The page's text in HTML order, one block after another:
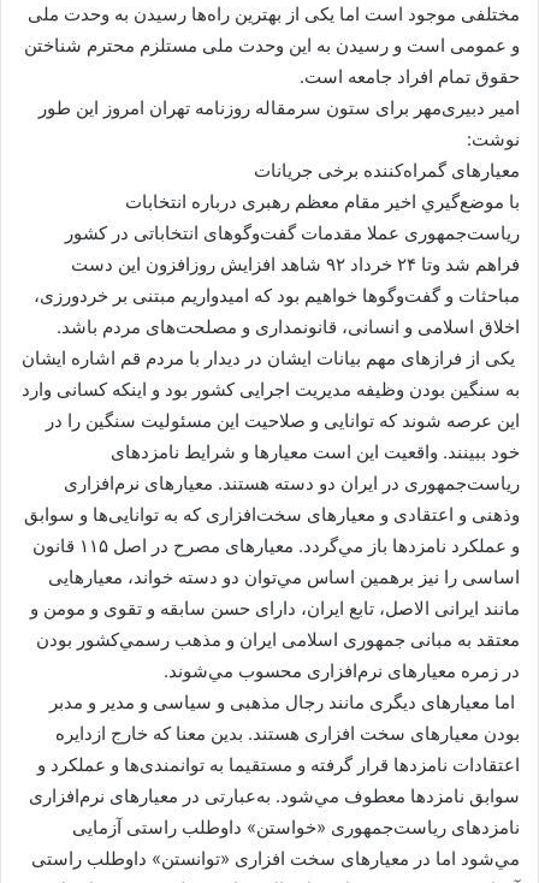
مختلفی موجود است اما یکی از بهترین راه‌ها رسیدن به وحدت ملی
و عمومی است و رسیدن به این وحدت ملی مستلزم محترم شناختن
حقوق تمام افراد جامعه است.
امیر دبیری‌مهر برای ستون سرمقاله روزنامه تهران امروز این طور
نوشت:
معیارهای گمراه‌کننده برخی جریانات
با موضع‌گيري اخیر مقام معظم رهبری درباره انتخابات
رياست‌جمهوری عملا مقدمات گفت‌وگوهای انتخاباتی در کشور
فراهم شد وتا ۲۴ خرداد ۹۲ شاهد افزایش روزافزون این دست
مباحثات و گفت‌وگوها خواهیم بود که امیدواریم مبتنی بر خردورزی،
اخلاق اسلامی و انسانی، قانونمداری و مصلحت‌های مردم باشد.
یکی از فرازهای مهم بیانات ایشان در دیدار با مردم قم اشاره ایشان
به سنگین بودن وظیفه مدیریت اجرایی کشور بود و اینکه کسانی وارد
این عرصه شوند که توانایی و صلاحیت این مسئولیت سنگین را در
خود ببینند. واقعیت این است معیارها و شرایط نامزدهای
رياست‌جمهوری در ایران دو دسته هستند. معیارهای نرم‌افزاری
وذهنی و اعتقادی و معیارهای سخت‌افزاری که به توانایی‌ها و سوابق
و عملکرد نامزدها باز مي‌‌گردد. معیارهای مصرح در اصل ۱۱۵ قانون
اساسی را نیز برهمین اساس مي‌توان دو دسته خواند، معیارهایی
مانند ایرانی الاصل، تابع ایران، دارای حسن سابقه و تقوی و مومن و
معتقد به مبانی جمهوری اسلامی ایران و مذهب رسمي‌كشور بودن
در زمره معیارهای نرم‌افزاری محسوب مي‌شوند.
اما معیارهای دیگری مانند رجال مذهبی و سیاسی و مدیر و مدبر
بودن معیارهای سخت افزاری هستند. بدین معنا که خارج ازدایره
اعتقادات نامزدها قرار گرفته و مستقیما به توانمندی‌ها و عملکرد و
سوابق نامزدها معطوف مي‌شود. به‌عبارتی در معیارهای نرم‌افزاری
نامزدهای رياست‌جمهوری «خواستن» داوطلب راستی آزمایی
مي‌شود اما در معیارهای سخت افزاری «توانستن» داوطلب راستی